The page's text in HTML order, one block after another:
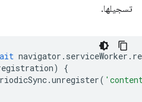
تسجيلها.
navigator . serviceWorker .
)
{
.unregister(